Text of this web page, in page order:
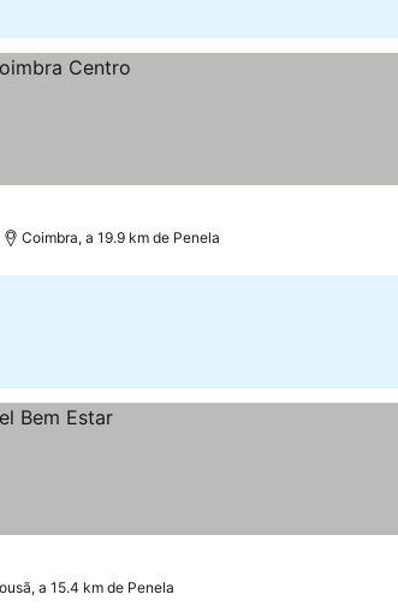
Coimbra, a 19.9 km de Penela
a 15.4 km de Penela